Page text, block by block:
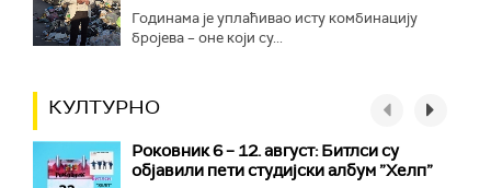
Годинама је уплаћивао исту комбинацију
бројева – оне који су...
КУЛТУРНО
Роковник 6 – 12. август: Битлси су
објавили пети студијски албум ”Хелп”